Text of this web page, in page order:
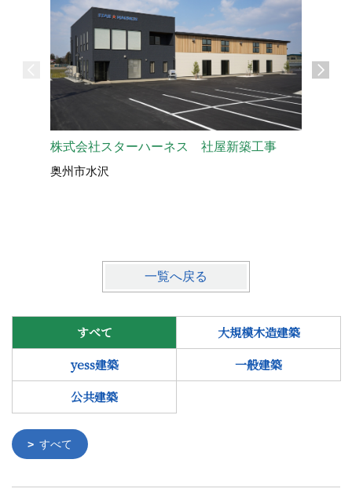
株式会社スターハーネス 社屋新築工事
奥州市水沢
一覧へ戻る
すべて
大規模木造建築
yess建築
一般建築
公共建築
すべて